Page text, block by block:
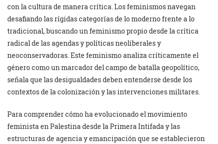
con la cultura de manera crítica. Los feminismos navegan
desafiando las rígidas categorías de lo moderno frente a lo
tradicional, buscando un feminismo propio desde la crítica
radical de las agendas y políticas neoliberales y
neoconservadoras. Este feminismo analiza críticamente el
género como un marcador del campo de batalla geopolítico,
señala que las desigualdades deben entenderse desde los
contextos de la colonización y las intervenciones militares.
Para comprender cómo ha evolucionado el movimiento
feminista en Palestina desde la Primera Intifada y las
estructuras de agencia y emancipación que se establecieron